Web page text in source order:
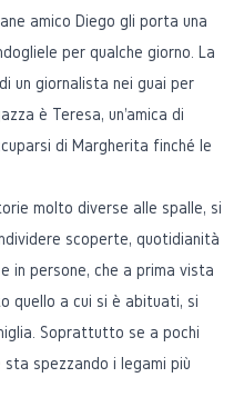
amico Diego gli porta una
per qualche giorno. La
un giornalista nei guai per
è Teresa, un'amica di
di Margherita finché le
molto diverse alle spalle, si
scoperte, quotidianità
in persone, che a prima vista
quello a cui si è abituati, si
Soprattutto se a pochi
spezzando i legami più